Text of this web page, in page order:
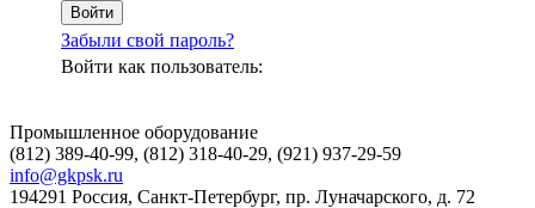
Забыли свой пароль?
Войти как пользователь:
Промышленное оборудование
(812) 389-40-99, (812) 318-40-29, (921) 937-29-59
info@gkpsk.ru
194291 Россия, Санкт-Петербург, пр. Луначарского, д. 72